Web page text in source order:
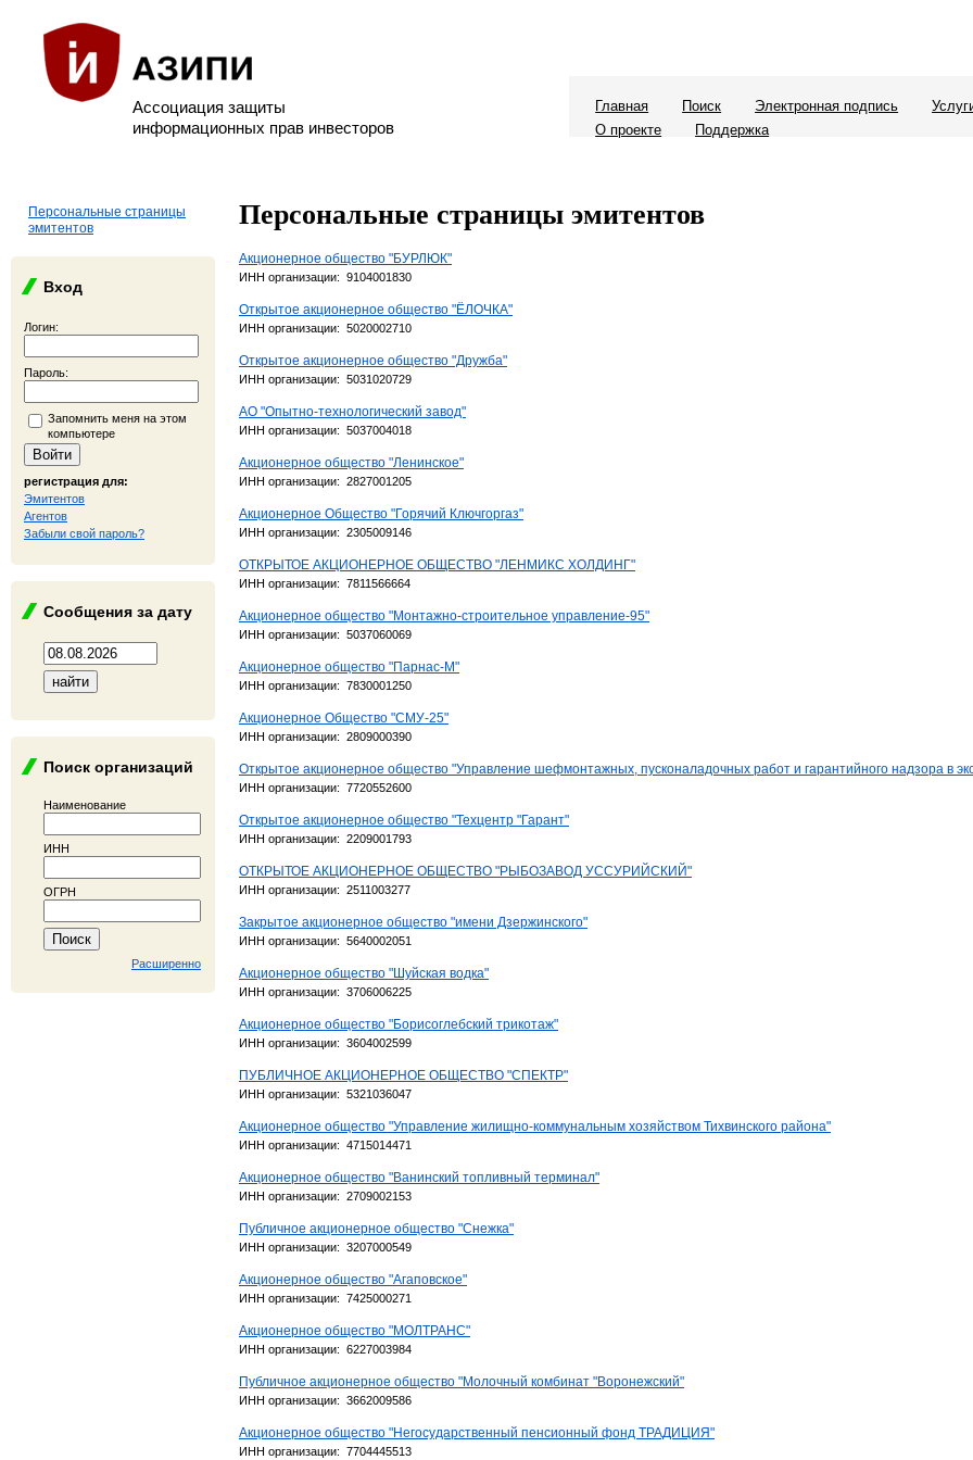
Ассоциация защиты
информационных прав инвесторов
Главная Поиск Электронная подпись
О проекте
Поддержка
Персональные страницы
эмитентов
Вход
Логин:
Пароль:
Запомнить меня на этом
компьютере
регистрация для:
Эмитентов
Агентов
Забыли свой пароль?
Сообщения за дату
Поиск организаций
Наименование
ИНН
ОГРН
Расширенно
Персональные страницы эмитентов
Акционерное общество "БУРЛЮК"
ИНН организации: 9104001830
Открытое акционерное общество "ЁЛОЧКА"
ИНН организации: 5020002710
Открытое акционерное общество "Дружба"
ИНН организации: 5031020729
АО "Опытно-технологический завод"
ИНН организации: 5037004018
Акционерное общество "Ленинское"
ИНН организации: 2827001205
Акционерное Общество "Горячий Ключгоргаз"
ИНН организации: 2305009146
ОТКРЫТОЕ АКЦИОНЕРНОЕ ОБЩЕСТВО "ЛЕНМИКС ХОЛДИНГ"
ИНН организации: 7811566664
Акционерное общество "Монтажно-строительное управление-95"
ИНН организации: 5037060069
Акционерное общество "Парнас-М"
ИНН организации: 7830001250
Акционерное Общество "СМУ-25"
ИНН организации: 2809000390
Открытое акционерное общество "Управление шефмонтажных, пусконаладочных работ и гарантийного надзора в
ИНН организации: 7720552600
Открытое акционерное общество "Техцентр "Гарант"
ИНН организации: 2209001793
ОТКРЫТОЕ АКЦИОНЕРНОЕ ОБЩЕСТВО "РЫБОЗАВОД УССУРИЙСКИЙ"
ИНН организации: 2511003277
Закрытое акционерное общество "имени Дзержинского"
ИНН организации: 5640002051
Акционерное общество "Шуйская водка"
ИНН организации: 3706006225
Акционерное общество "Борисоглебский трикотаж"
ИНН организации: 3604002599
ПУБЛИЧНОЕ АКЦИОНЕРНОЕ ОБЩЕСТВО "СПЕКТР"
ИНН организации: 5321036047
Акционерное общество "Управление жилищно-коммунальным хозяйством Тихвинского района"
ИНН организации: 4715014471
Акционерное общество "Ванинский топливный терминал"
ИНН организации: 2709002153
Публичное акционерное общество "Снежка"
ИНН организации: 3207000549
Акционерное общество "Агаповское"
ИНН организации: 7425000271
Акционерное общество "МОЛТРАНС"
ИНН организации: 6227003984
Публичное акционерное общество "Молочный комбинат "Воронежский"
ИНН организации: 3662009586
Акционерное общество "Негосударственный пенсионный фонд ТРАДИЦИЯ"
ИНН организации: 7704445513